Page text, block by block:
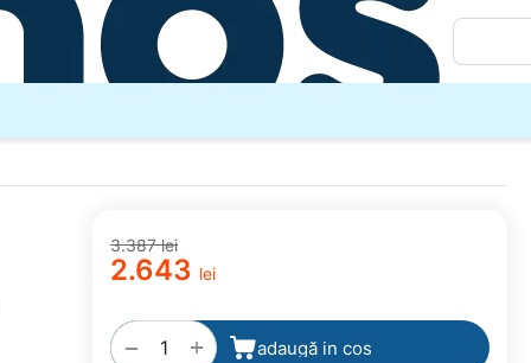
3.387 lei
2.643 lei
+
− adaugă in cos
la
favorite